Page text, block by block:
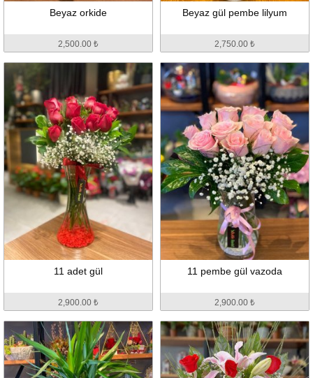
Beyaz orkide
2,500.00 ₺
Beyaz gül pembe lilyum
2,750.00 ₺
11 adet gül
2,900.00 ₺
11 pembe gül vazoda
2,900.00 ₺